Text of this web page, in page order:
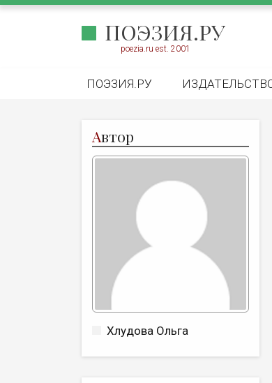
ПОЭЗИЯ.РУ
poezia.ru est. 2001
ПОЭЗИЯ.РУ
Автор
Хлудова Ольга